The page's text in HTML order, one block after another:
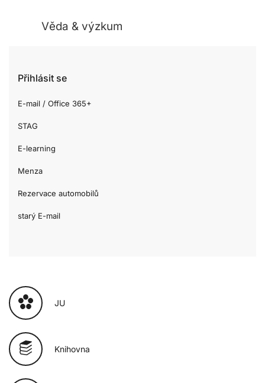
Věda & výzkum
Přihlásit se
E-mail / Office 365+
STAG
E-learning
Menza
Rezervace automobilů
starý E-mail
JU
Knihovna